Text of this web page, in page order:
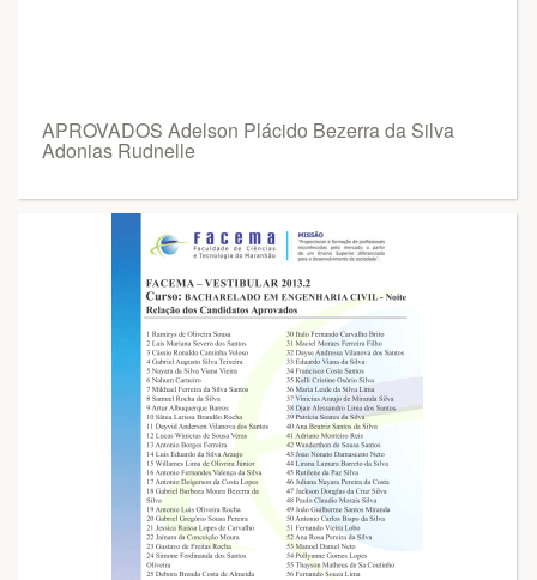
APROVADOS Adelson Plácido Bezerra da Silva
Adonias Rudnelle